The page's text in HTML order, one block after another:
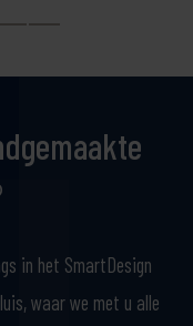
in het SmartDesign
waar we met u alle